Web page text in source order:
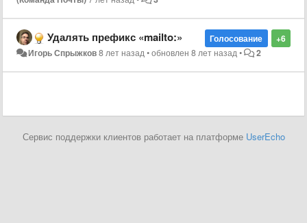
+6
Голосование
Удалять префикс «mailto:»
Игорь Спрыжков8 лет назад•обновлен8 лет назад• 2
Сервис поддержки клиентов работает на платформе UserEcho